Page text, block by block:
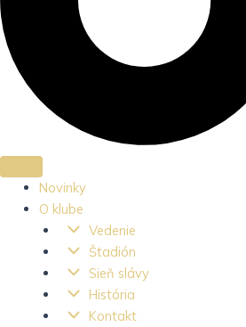
Novinky
O klube
Vedenie
Štadión
Sieň slávy
História
Kontakt